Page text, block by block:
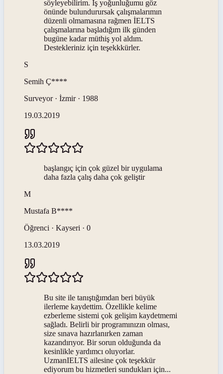
söyleyebilirim. İş yoğunluğumu göz
önünde bulundurursak çalışmalarımın
düzenli olmamasına rağmen İELTS
çalışmalarına başladığım ilk günden
bugüne kadar müthiş yol aldım.
Destekleriniz için teşekkkürler.
S
Semih Ç****
Surveyor · İzmir · 1988
19.03.2019
başlangıç için çok güzel bir uygulama
daha fazla çalış daha çok geliştir
M
Mustafa B****
Öğrenci · Kayseri · 0
13.03.2019
Bu site ile tanıştığımdan beri büyük
ilerleme kaydettim. Özellikle kelime
ezberleme sistemi çok gelişim kaydetmemi
sağladı. Belirli bir programınızın olması,
size sınava hazırlanırken zaman
kazandırıyor. Bir sorun olduğunda da
kesinlikle yardımcı oluyorlar.
UzmanIELTS ailesine çok teşekkür
ediyorum bu hizmetleri sundukları için...